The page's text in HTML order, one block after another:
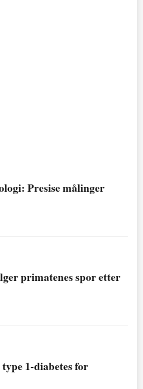
Presise målinger
primatenes spor etter
1-diabetes for